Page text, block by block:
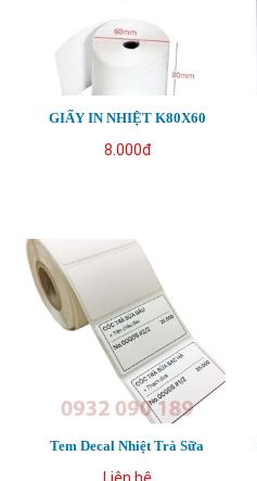
GIẤY IN NHIỆT K80X60
8.000đ
Tem Decal Nhiệt Trà Sữa